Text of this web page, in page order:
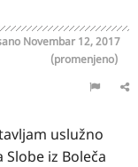
Novembar 12, 2017
(promenjeno)
uslužno
iz Boleča